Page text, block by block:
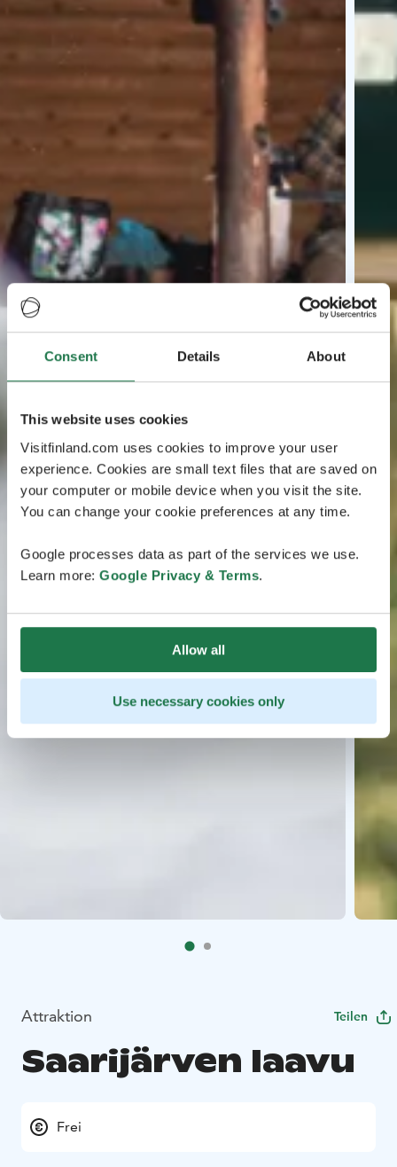
Consent Details About
This website uses cookies
Visitfinland.com uses cookies to improve your user
experience. Cookies are small text files that are saved on
your computer or mobile device when you visit the site.
You can change your cookie preferences at any time.
Google processes data as part of the services we use.
Learn more: Google Privacy & Terms.
Allow all
Use necessary cookies only
Attraktion Teilen
Saarijärven laavu
Frei